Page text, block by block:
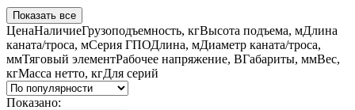
Показать все
ЦенаНаличиеГрузоподъемность, кгВысота подъема, мДлина
каната/троса, мСерия ГПОДлина, мДиаметр каната/троса,
ммТяговый элементРабочее напряжение, ВГабариты, ммВес,
кгМасса нетто, кгДля серий
Показано: